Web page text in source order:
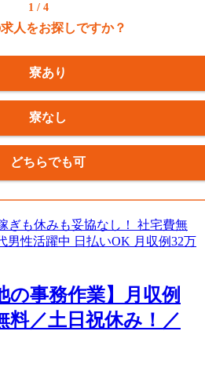
1 / 4
人をお探しですか？
寮あり
寮なし
どちらでも可
の事務作業】月収例
料／土日祝休み！／